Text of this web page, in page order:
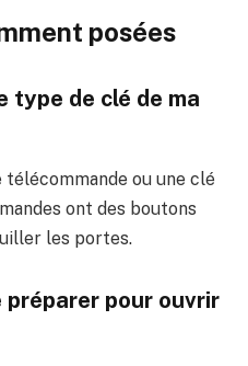
posées
type de clé de ma
ou une clé
ont des boutons
les portes.
pour ouvrir